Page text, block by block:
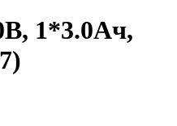
1*3.0Ач,